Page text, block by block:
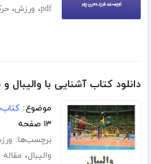
pdf، ورزش،
دانلود کتاب آشنایی با والیبال
موضوع:
۱۳ صفحه
برچسب‌ها:
والیبال، مقاله